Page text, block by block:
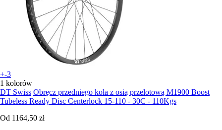
+-3
1 kolorów
DT Swiss Obręcz przedniego koła z osią przelotową M1900 Boost
Tubeless Ready Disc Centerlock 15-110 - 30C - 110Kgs
Od 1164,50 zł